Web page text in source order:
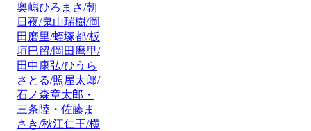
奥嶋ひろまさ/朝
日夜/鬼山瑞樹/岡
田磨里/蛭塚都/板
垣巴留/岡田麿里/
田中康弘/ひうら
さとる/照屋太郎/
石ノ森章太郎・
三条陸・佐藤ま
さき/秋江仁王/横